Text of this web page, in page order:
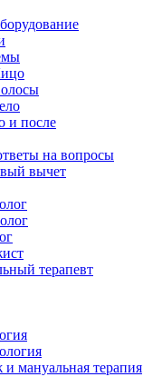
и после
на вопросы
вычет
терапевт
мануальная терапия